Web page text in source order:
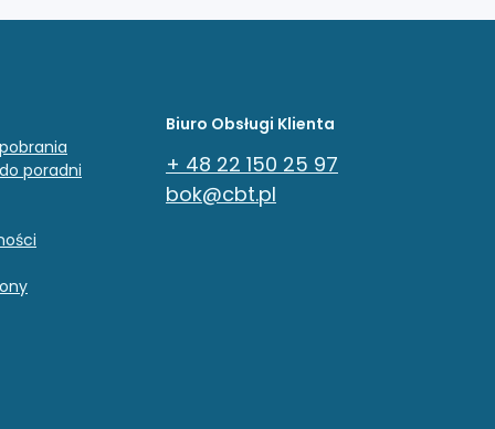
poradni
Biuro Obsługi Klienta
+ 48 22 150 25 97
bok@cbt.pl